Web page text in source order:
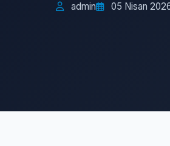
admin 05 Nisan